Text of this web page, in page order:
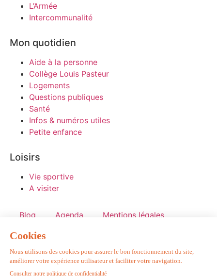
L’Armée
Intercommunalité
Mon quotidien
Aide à la personne
Collège Louis Pasteur
Logements
Questions publiques
Santé
Infos & numéros utiles
Petite enfance
Loisirs
Vie sportive
A visiter
Blog Agenda Mentions légales
Politique de confidentialité
Réalisé par Graphik Impact